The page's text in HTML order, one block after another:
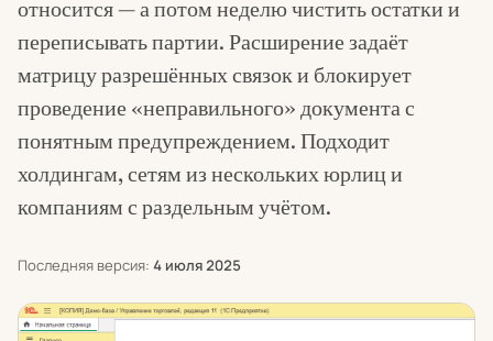
относится — а потом неделю чистить остатки и
переписывать партии. Расширение задаёт
матрицу разрешённых связок и блокирует
проведение «неправильного» документа с
понятным предупреждением. Подходит
холдингам, сетям из нескольких юрлиц и
компаниям с раздельным учётом.
Последняя версия: 4 июля 2025